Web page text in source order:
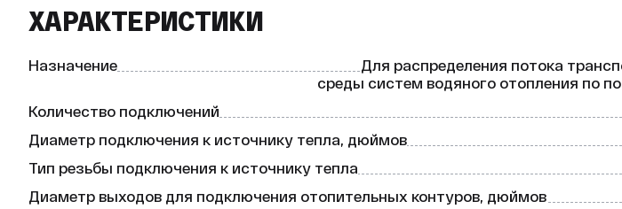
ХАРАКТЕРИСТИКИ
Назначение
Для распределения потока
среды систем водяного отопления по
Количество подключений
Диаметр подключения к источнику тепла, дюймов
Тип резьбы подключения к источнику тепла
Диаметр выходов для подключения отопительных контуров, дюймов